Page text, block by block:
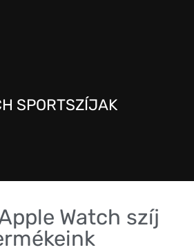
SPORTSZÍJAK
Watch szíj